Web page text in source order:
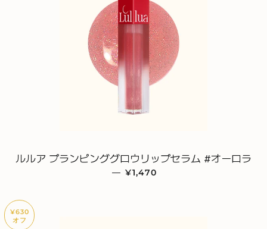
ルルア プランピンググロウリップセラム #オーロラ
— 販売価格
¥1,470
¥630
オフ